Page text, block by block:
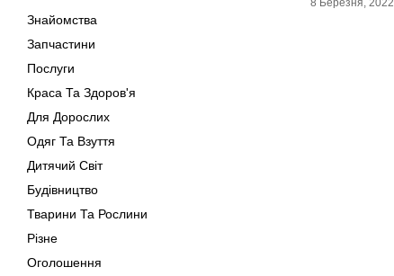
Знайомства
Запчастини
Послуги
Краса Та Здоров'я
Для Дорослих
Одяг Та Взуття
Дитячий Світ
Будівництво
Тварини Та Рослини
Різне
Оголошення
8 Березня, 2022